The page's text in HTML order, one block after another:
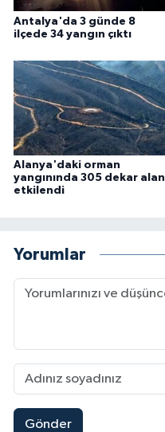
Antalya'da 3 günde 8
ilçede 34 yangın çıktı
Alanya'daki orman
yangınında 305 dekar alan
etkilendi
Yorumlar
Gönder